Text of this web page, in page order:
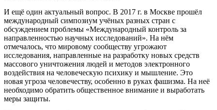
И ещё один актуальный вопрос. В 2017 г. в Москве прошёл
международный симпозиум учёных разных стран с
обсуждением проблемы «Международный контроль за
направленностью научных исследований». На нём
отмечалось, что мировому сообществу угрожают
исследования, направленные на разработку новых средств
массового уничтожения людей и методов электронного
воздействия на человеческую психику и мышление. Это
новая угроза человечеству, особенно в руках фашизма. На неё
необходимо обратить общественное внимание и выработать
меры защиты.